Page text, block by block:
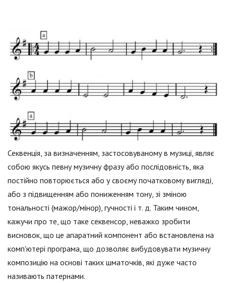
Секвенція, за визначенням, застосовуваному в музиці, являє
собою якусь певну музичну фразу або послідовність, яка
постійно повторюється або у своєму початковому вигляді,
або з підвищенням або пониженням тону, зі зміною
тональності (мажор/мінор), гучності і т. д. Таким чином,
кажучи про те, що таке секвенсор, неважко зробити
висновок, що це апаратний компонент або встановлена на
комп'ютері програма, що дозволяє вибудовувати музичну
композицію на основі таких шматочків, які дуже часто
називають патернами.